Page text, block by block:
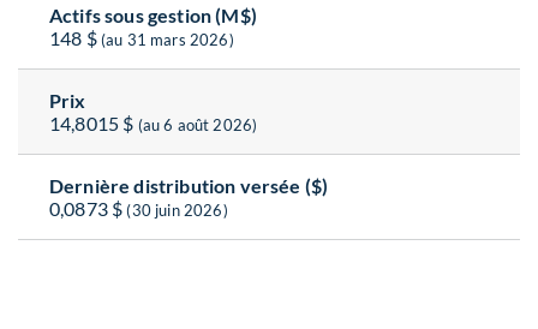
Actifs sous gestion (M$)
148 $(au 31 mars 2026)
Prix
14,8015 $ (au 6 août 2026)
Dernière distribution versée ($)
0,0873 $ (30 juin 2026)